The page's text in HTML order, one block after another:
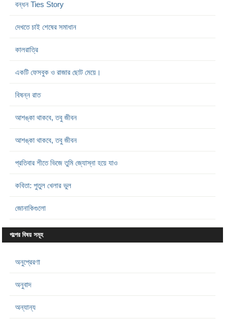
বন্ধন Ties Story
দেখতে চাই শেষের সমাধান
কালরাত্রি
একটি ফেসবুক ও রাজার ছোট মেয়ে।
বিষন্ন রাত
আশঙ্কা থাকবে, তবু জীবন
আশঙ্কা থাকবে, তবু জীবন
প্রতিবার শীতে ভিজে তুমি জ্যোস্না হয়ে যাও
কবিতা: পুতুল খেলার ভুল
জোনাকিগুলো
গল্পের বিষয় সমূহ
অনুপ্রেরণা
অনুবাদ
অন্যান্য